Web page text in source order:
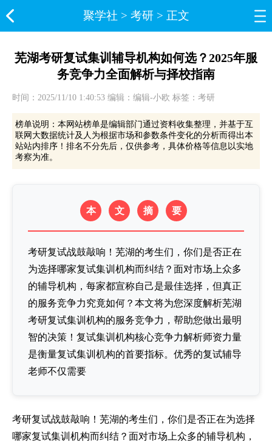
聚学社 > 考研> 正文
芜湖考研复试集训辅导机构如何选？2025年服
务竞争力全面解析与择校指南
时间：2025/11/10 1:40:53 编辑：编辑-小欧 标签：考研
榜单说明：本网站榜单是编辑部门通过资料收集整理，并基于互
联网大数据统计及人为根据市场和参数条件变化的分析而得出本
站站内排序！排名不分先后，仅供参考，具体价格等信息以实地
考察为准。
本 文 摘 要
考研复试战鼓敲响！芜湖的考生们，你们是否正在
为选择哪家复试集训机构而纠结？面对市场上众多
的辅导机构，每家都宣称自己是最佳选择，但真正
的服务竞争力究竟如何？本文将为您深度解析芜湖
考研复试集训机构的服务竞争力，帮助您做出最明
智的决策！复试集训机构核心竞争力解析师资力量
是衡量复试集训机构的首要指标。优秀的复试辅导
老师不仅需要
考研复试战鼓敲响！芜湖的考生们，你们是否正在为选择
哪家复试集训机构而纠结？面对市场上众多的辅导机构，